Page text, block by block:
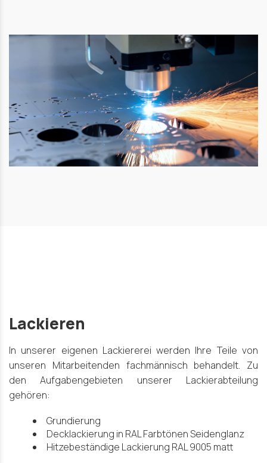
Lackieren
In unserer eigenen Lackiererei werden Ihre Teile von
unseren Mitarbeitenden fachmännisch behandelt. Zu
den Aufgabengebieten unserer Lackierabteilung
gehören:
Grundierung
Decklackierung in RAL Farbtönen Seidenglanz
Hitzebeständige Lackierung RAL 9005 matt